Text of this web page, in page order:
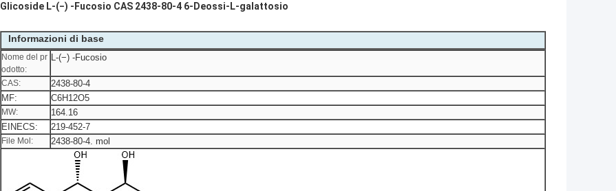
Glicoside L-(−) -Fucosio CAS 2438-80-4 6-Deossi-L-galattosio
Informazioni di base
Nome del pr
odotto:
L-(−) -Fucosio
CAS:
2438-80-4
MF:
C6H12O5
MW:
164.16
EINECS:
219-452-7
File Mol: 2438-80-4. mol